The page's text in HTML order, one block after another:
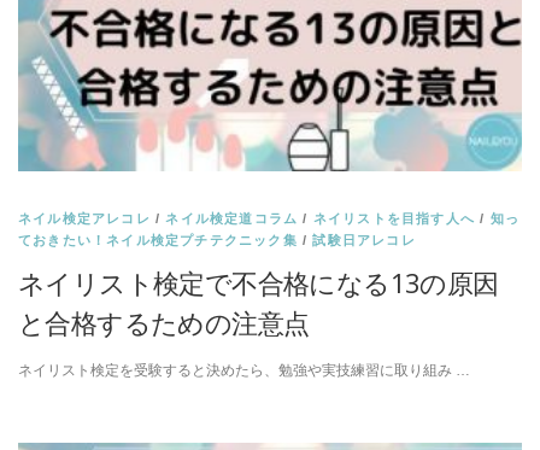
ネイル検定アレコレ /ネイル検定道コラム / ネイリストを目指す人へ / 知っ
ておきたい！ネイル検定プチテクニック集 /試験日アレコレ
ネイリスト検定で不合格になる13の原因
と合格するための注意点
ネイリスト検定を受験すると決めたら、勉強や実技練習に取り組み …